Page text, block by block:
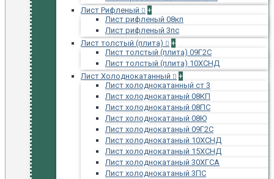
Лист Рифленый
+
Лист рифленый 08кп
Лист рифленый 3пс
Лист толстый (плита)
+
Лист толстый (плита) 09Г2С
Лист толстый (плита) 10ХСНД
Лист Холоднокатанный
+
Лист холоднокатанный ст 3
Лист холоднокатаный 08КП
Лист холоднокатаный 08ПС
Лист холоднокатаный 08Ю
Лист холоднокатаный 09Г2С
Лист холоднокатаный 10ХСНД
Лист холоднокатаный 15ХСНД
Лист холоднокатаный 30ХГСА
Лист холоднокатаный 3ПС